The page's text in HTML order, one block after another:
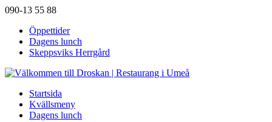
090-13 55 88
Öppettider
Dagens lunch
Skeppsviks Herrgård
Startsida
Kvällsmeny
Dagens lunch